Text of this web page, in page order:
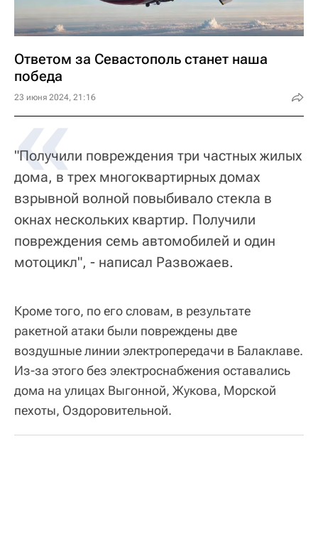
Ответом за Севастополь станет наша
победа
23 июня 2024, 21:16
«
"Получили повреждения три частных жилых
дома, в трех многоквартирных домах
взрывной волной повыбивало стекла в
окнах нескольких квартир. Получили
повреждения семь автомобилей и один
мотоцикл", - написал Развожаев.
Кроме того, по его словам, в результате
ракетной атаки были повреждены две
воздушные линии электропередачи в Балаклаве.
Из-за этого без электроснабжения оставались
дома на улицах Выгонной, Жукова, Морской
пехоты, Оздоровительной.